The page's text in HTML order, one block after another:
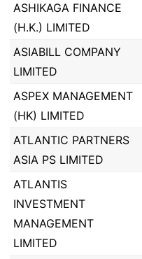
ASHIKAGA FINANCE
(H.K.) LIMITED
ASIABILL COMPANY
LIMITED
ASPEX MANAGEMENT
(HK) LIMITED
ATLANTIC PARTNERS
ASIA PS LIMITED
ATLANTIS
INVESTMENT
MANAGEMENT
LIMITED